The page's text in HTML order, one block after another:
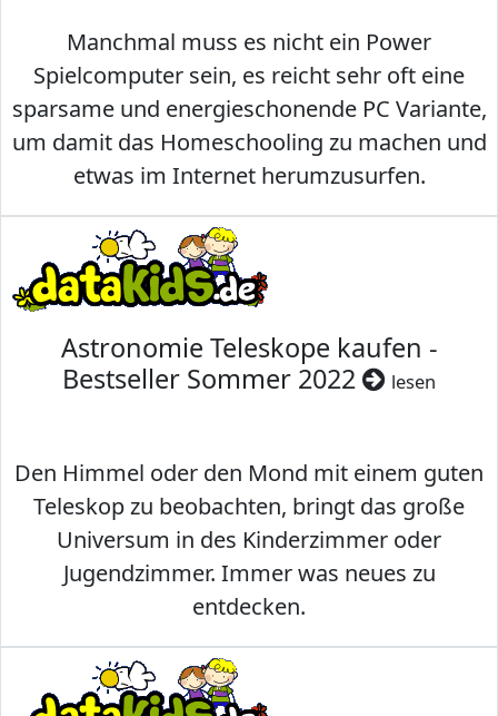
Manchmal muss es nicht ein Power
Spielcomputer sein, es reicht sehr oft eine
sparsame und energieschonende PC Variante,
um damit das Homeschooling zu machen und
etwas im Internet herumzusurfen.
Astronomie Teleskope kaufen -
Bestseller Sommer 2022
lesen
Den Himmel oder den Mond mit einem guten
Teleskop zu beobachten, bringt das große
Universum in des Kinderzimmer oder
Jugendzimmer. Immer was neues zu
entdecken.